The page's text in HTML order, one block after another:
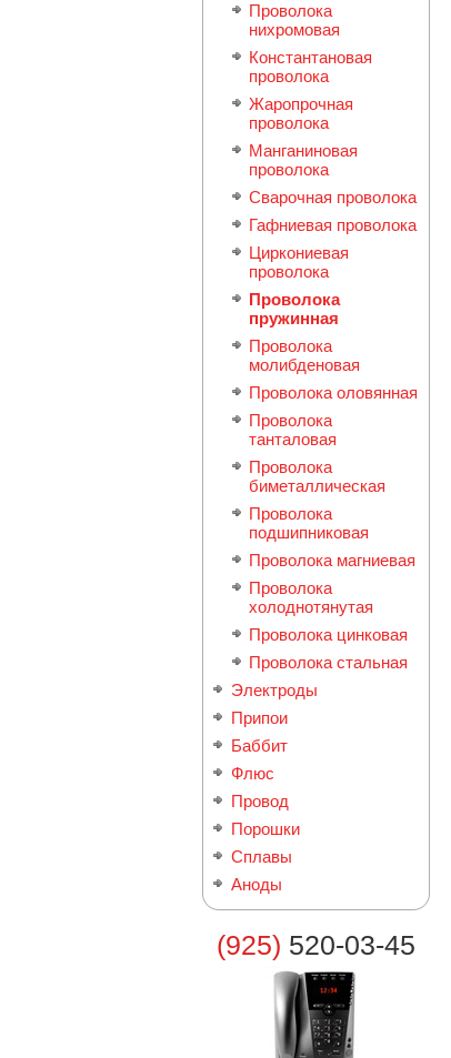
Проволока
нихромовая
Константановая
проволока
Жаропрочная
проволока
Манганиновая
проволока
Сварочная проволока
Гафниевая проволока
Циркониевая
проволока
Проволока
пружинная
Проволока
молибденовая
Проволока оловянная
Проволока
танталовая
Проволока
биметаллическая
Проволока
подшипниковая
Проволока магниевая
Проволока
холоднотянутая
Проволока цинковая
Проволока стальная
Электроды
Припои
Баббит
Флюс
Провод
Порошки
Сплавы
Аноды
(925) 520-03-45